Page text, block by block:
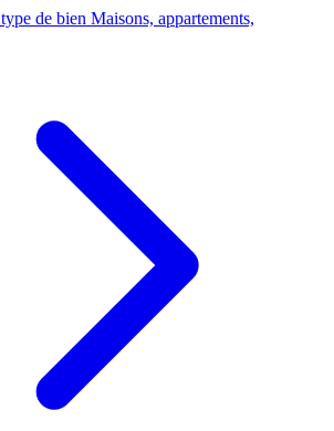
de bien Maisons, appartements,